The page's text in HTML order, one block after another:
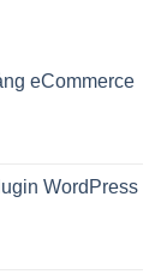
eCommerce
WordPress